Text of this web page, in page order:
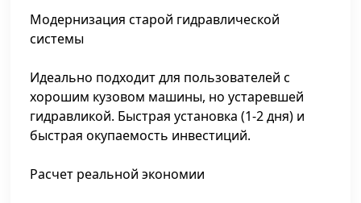
Модернизация старой гидравлической
системы
Идеально подходит для пользователей с
хорошим кузовом машины, но устаревшей
гидравликой. Быстрая установка (1-2 дня) и
быстрая окупаемость инвестиций.
Расчет реальной экономии